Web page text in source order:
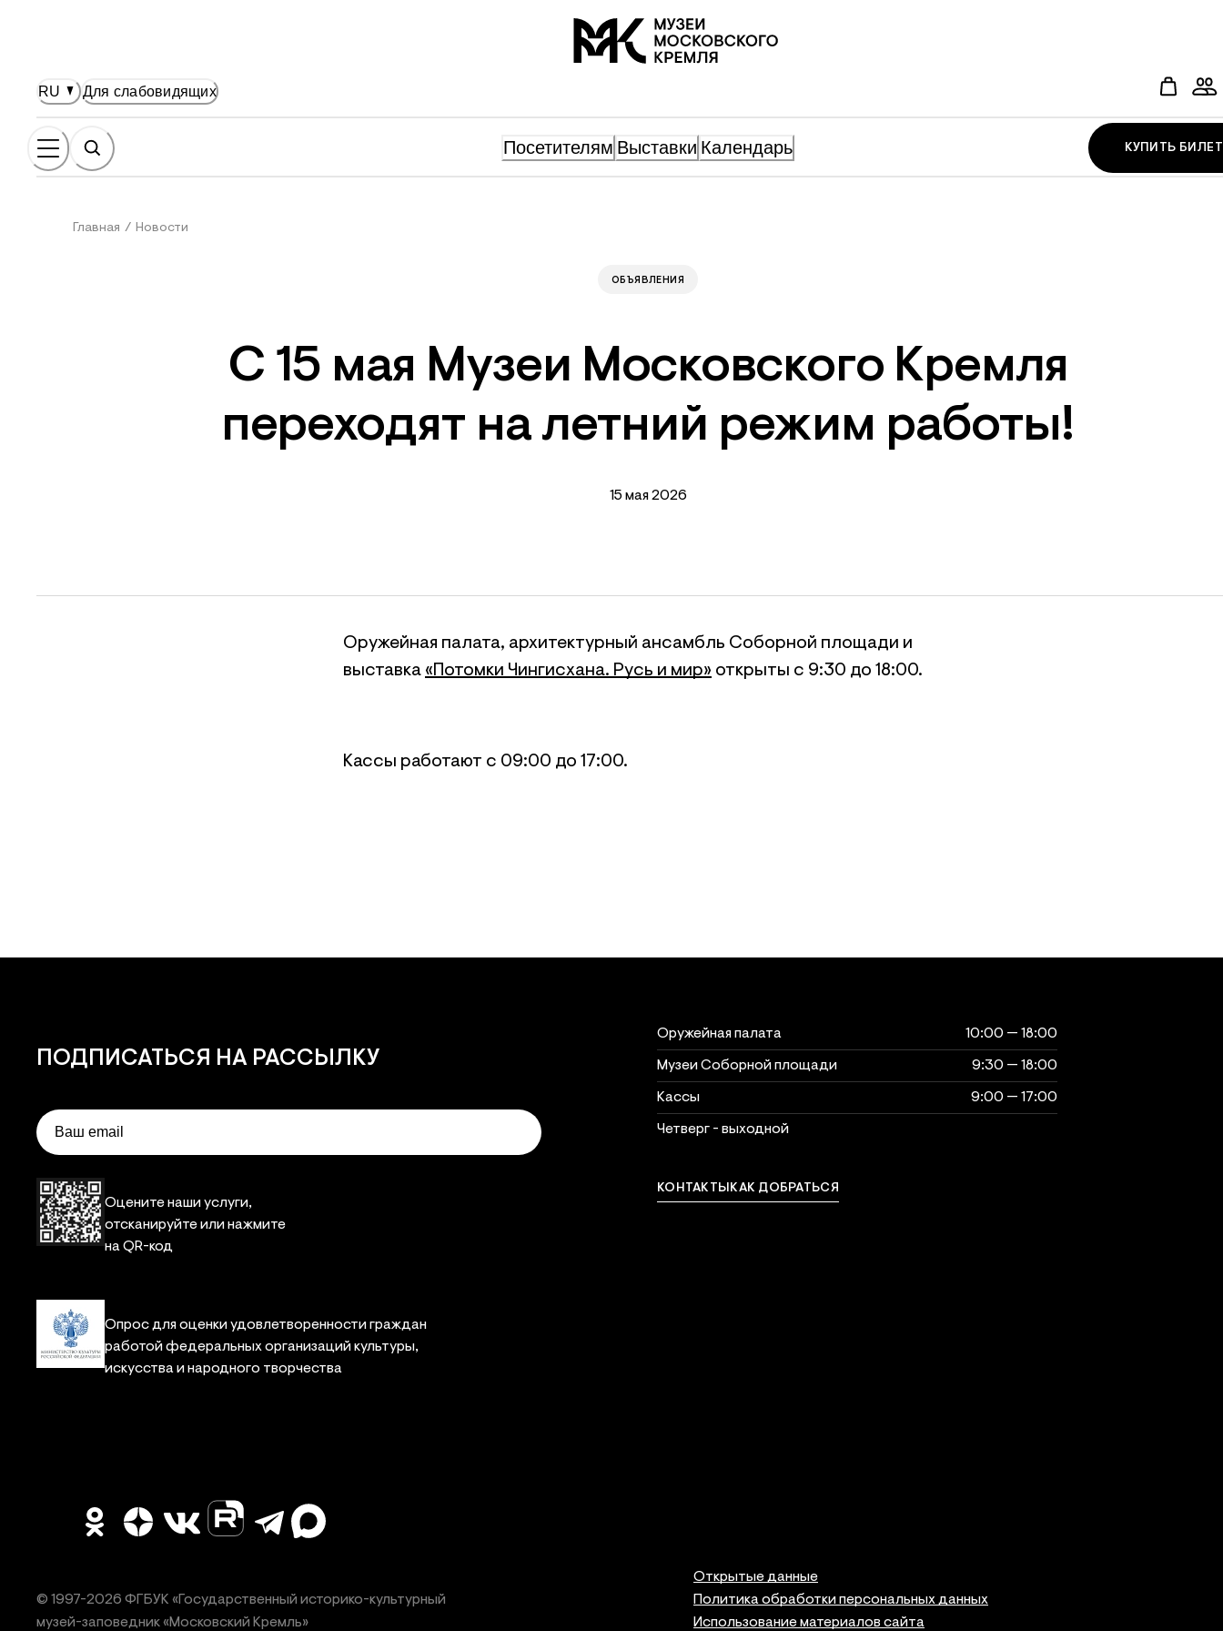
RU Для слабовидящих
На главную
Посетителям Выставки Календарь КУПИТЬ БИЛЕТ
Главная / Новости
ОБЪЯВЛЕНИЯ
С 15 мая Музеи Московского Кремля
переходят на летний режим работы!
15 мая 2026
Оружейная палата, архитектурный ансамбль Соборной площади и
выставка «Потомки Чингисхана. Русь и мир» открыты с 9:30 до 18:00.
Кассы работают с 09:00 до 17:00.
ПОДПИСАТЬСЯ НА РАССЫЛКУ
Email
Оцените наши услуги,
отсканируйте или нажмите
на QR-код
Опрос для оценки удовлетворенности граждан
работой федеральных организаций культуры,
искусства и народного творчества
Часы работы объектов музея
Объект Часы работы
Оружейная палата 10:00 — 18:00
Музеи Соборной площади 9:30 — 18:00
Кассы 9:00 — 17:00
Четверг - выходной
Связаться с нами
КОНТАКТЫКАК ДОБРАТЬСЯ
© 1997-2026 ФГБУК «Государственный историко-культурный
музей-заповедник «Московский Кремль»
Открытые данные
Политика обработки персональных данных
Использование материалов сайта